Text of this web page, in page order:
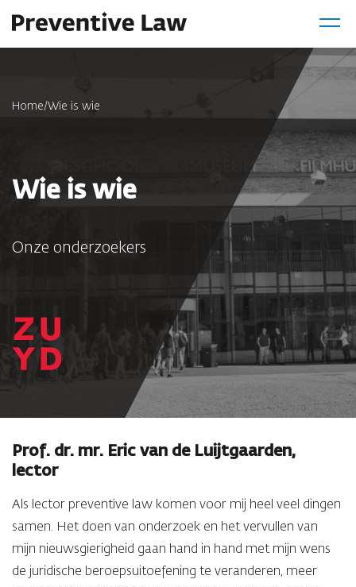
Home/Wie is wie
Wie is wie
Onze onderzoekers
Prof. dr. mr. Eric van de Luijtgaarden,
lector
Als lector preventive law komen voor mij heel veel dingen
samen. Het doen van onderzoek en het vervullen van
mijn nieuwsgierigheid gaan hand in hand met mijn wens
de juridische beroepsuitoefening te veranderen, meer